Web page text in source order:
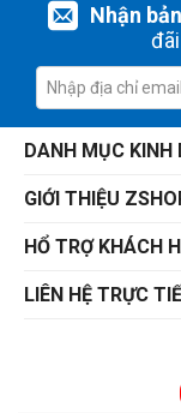
Nhận
DANH MỤC KINH
GIỚI THIỆU
HỔ TRỢ KHÁCH
LIÊN HỆ TRỰC